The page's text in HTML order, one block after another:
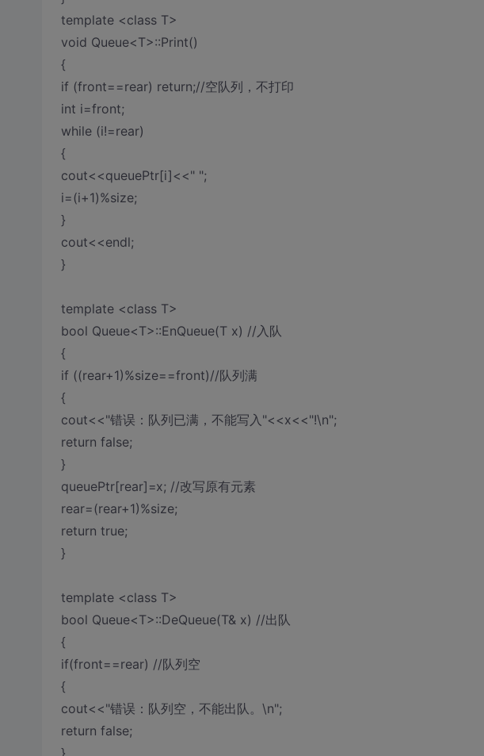
template <class T>
void Queue<T>::Print()
{
if (front==rear) return;//空队列，不打印
int i=front;
while (i!=rear)
{
cout<<queuePtr[i]<<" ";
i=(i+1)%size;
}
cout<<endl;
}
template <class T>
bool Queue<T>::EnQueue(T x) //入队
{
if ((rear+1)%size==front)//队列满
{
cout<<"错误：队列已满，不能写入"<<x<<"!\n";
return false;
}
queuePtr[rear]=x; //改写原有元素
rear=(rear+1)%size;
return true;
}
template <class T>
bool Queue<T>::DeQueue(T& x) //出队
{
if(front==rear) //队列空
{
cout<<"错误：队列空，不能出队。\n";
return false;
}